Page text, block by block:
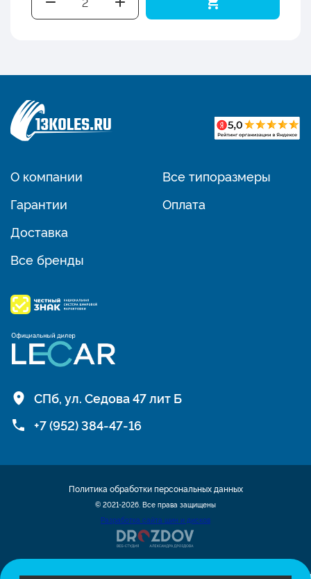
О компании
Гарантии
Доставка
Все бренды
Все типоразмеры
Оплата
СПб, ул. Седова 47 лит Б
+7 (952) 384-47-16
© 2021-2026. Все права защищены
Разработка сайта шин и дисков
Политика обработки персональных данных